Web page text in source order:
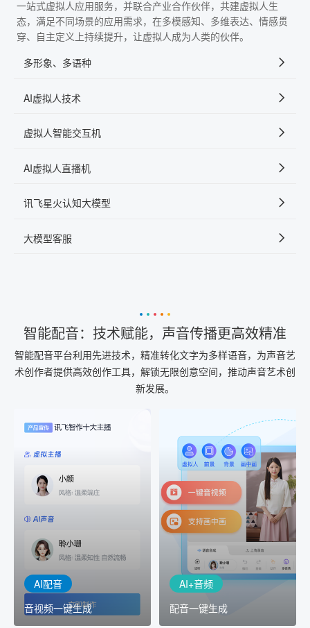
一站式虚拟人应用服务，并联合产业合作伙伴，共建虚拟人生
态，满足不同场景的应用需求，在多模感知、多维表达、情感贯
穿、自主定义上持续提升，让虚拟人成为人类的伙伴。
多形象、多语种
AI虚拟人技术
虚拟人智能交互机
AI虚拟人直播机
讯飞星火认知大模型
大模型客服
智能配音：技术赋能，声音传播更高效精准
智能配音平台利用先进技术，精准转化文字为多样语音，为声音艺
术创作者提供高效创作工具，解锁无限创意空间，推动声音艺术创
新发展。
AI配音
音视频一键生成
AI配音
音视频一键生成
室"中输入文本或录音，一
出
AI+音频
配音一键生成
AI+音频
配音一键生成
AI+音频：基于全球领先的
TTS能力打造的AI音频制作
工具，输入文本、选择发
音人即可一键生成专业音